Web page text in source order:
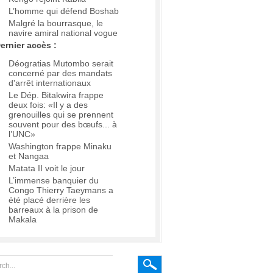
L’homme qui défend Boshab
Malgré la bourrasque, le
navire amiral national vogue
accès :
Déogratias Mutombo serait
concerné par des mandats
d'arrêt internationaux
Le Dép. Bitakwira frappe
deux fois: «Il y a des
grenouilles qui se prennent
souvent pour des bœufs... à
l’UNC»
Washington frappe Minaku
et Nangaa
Matata II voit le jour
L’immense banquier du
Congo Thierry Taeymans a
été placé derrière les
barreaux à la prison de
Makala